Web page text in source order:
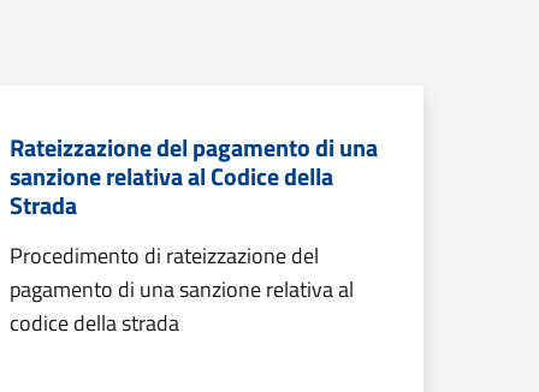
Rateizzazione del pagamento di una
sanzione relativa al Codice della
Strada
Procedimento di rateizzazione del
pagamento di una sanzione relativa al
codice della strada